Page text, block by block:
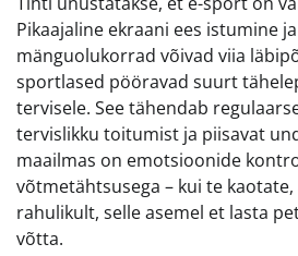
Pikaajaline ekraani ees istumine
mänguolukorrad võivad viia
sportlased pööravad suurt
tervisele. See tähendab
tervislikku toitumist ja piisavat
maailmas on emotsioonide
võtmetähtsusega – kui te
rahulikult, selle asemel et lasta
võtta.